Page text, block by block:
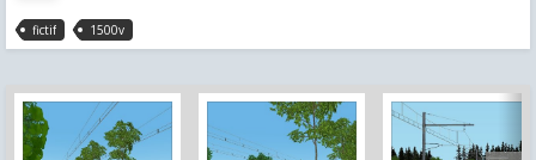
fictif 1500v